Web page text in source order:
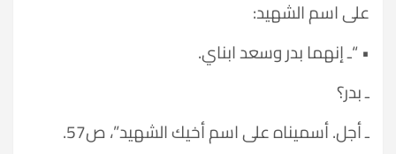
على اسم الشهيد:
• “ـ إنهما بدر وسعد ابناي.
ـ بدر؟
ـ أجل. أسميناه على اسم أخيك الشهيد”، ص57.